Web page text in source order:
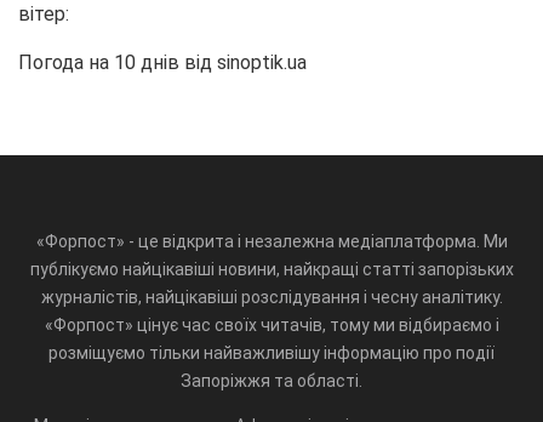
вітер:
Погода на 10 днів від sinoptik.ua
«Форпост» - це відкрита і незалежна медіаплатформа. Ми
публікуємо найцікавіші новини, найкращі статті запорізьких
журналістів, найцікавіші розслідування і чесну аналітику.
«Форпост» цінує час своїх читачів, тому ми відбираємо і
розміщуємо тільки найважливішу інформацію про події
Запоріжжя та області.